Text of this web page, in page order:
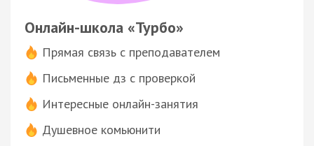
Онлайн-школа «Турбо»
Прямая связь с преподавателем
Письменные дз с проверкой
Интересные онлайн-занятия
Душевное комьюнити